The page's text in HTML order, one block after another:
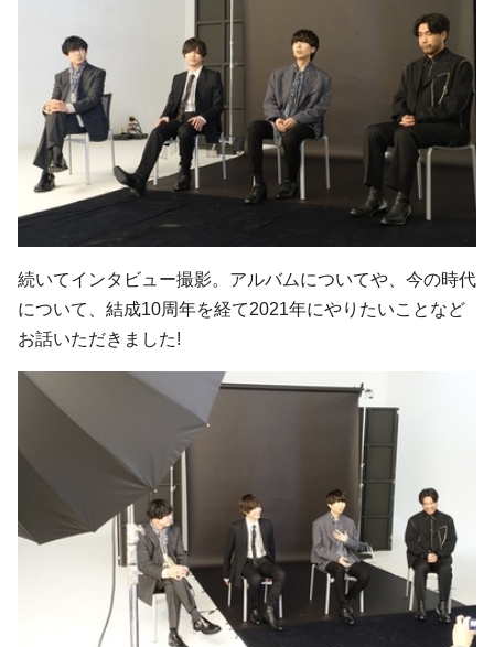
続いてインタビュー撮影。アルバムについてや、今の時代
について、結成10周年を経て2021年にやりたいことなど
お話いただきました!